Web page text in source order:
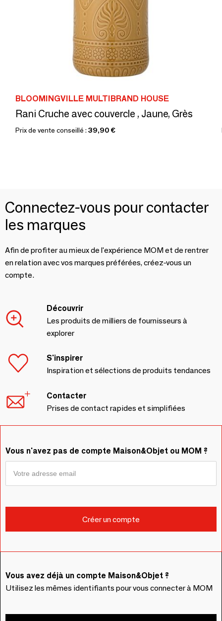
BLOOMINGVILLE MULTIBRAND HOUSE
Rani Cruche avec couvercle , Jaune, Grès
Prix de vente conseillé : 39,90 €
Connectez-vous pour contacter
les marques
Afin de profiter au mieux de l'expérience MOM et de rentrer
en relation avec vos marques préférées, créez-vous un
compte.
Découvrir
Les produits de milliers de fournisseurs à
explorer
S'inspirer
Inspiration et sélections de produits tendances
Contacter
Prises de contact rapides et simplifiées
Vous n'avez pas de compte Maison&Objet ou MOM ?
Vous avez déjà un compte Maison&Objet ?
Utilisez les mêmes identifiants pour vous connecter à MOM